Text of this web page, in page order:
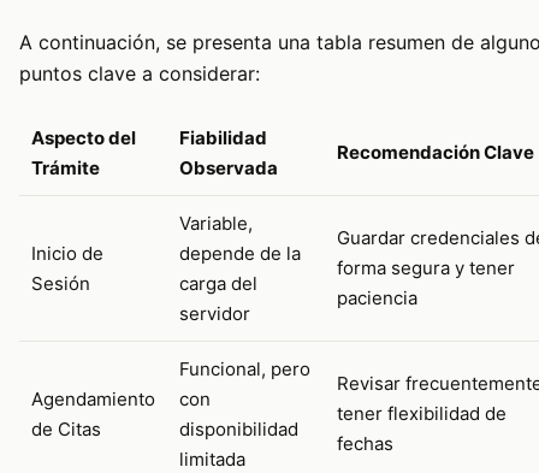
A continuación, se presenta una tabla resumen de
puntos clave a considerar:
Aspecto del
Trámite
Fiabilidad
Observada
Recomendación Clave
Inicio de
Sesión
Variable,
depende de la
carga del
servidor
Guardar credenciales
forma segura y tener
paciencia
Agendamiento
de Citas
Funcional, pero
con
disponibilidad
limitada
Revisar
tener flexibilidad de
fechas